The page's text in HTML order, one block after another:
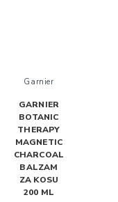
Garnier
GARNIER
BOTANIC
THERAPY
MAGNETIC
CHARCOAL
BALZAM
ZA KOSU
200 ML